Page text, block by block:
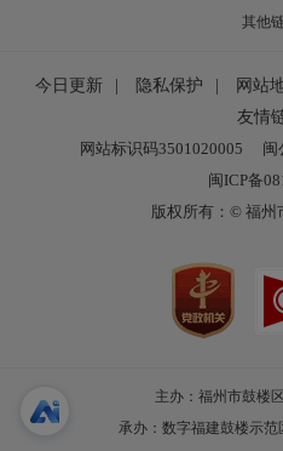
其他
今日更新 隐私保护 网站
友情
网站标识码3501020005
闽
闽ICP备
版权所有：© 福州
主办：福州市鼓楼
承办：数字福建鼓楼示